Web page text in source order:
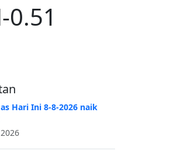
Hari Ini 8-8-2026 naik